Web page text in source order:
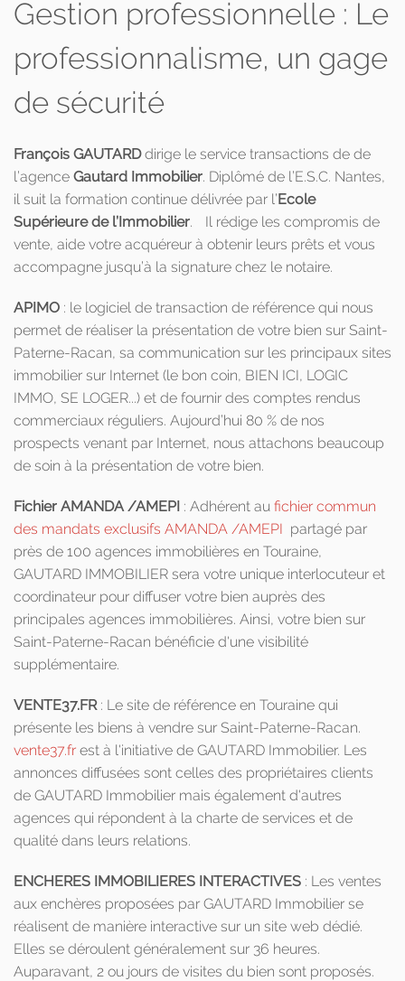
Gestion professionnelle : Le
professionnalisme, un gage
de sécurité
François GAUTARDdirige le service transactions de de
l’agence Gautard Immobilier. Diplômé de l’E.S.C. Nantes,
il suit la formation continue délivrée par l’Ecole
Supérieure de l’Immobilier. Il rédige les compromis de
vente, aide votre acquéreur à obtenir leurs prêts et vous
accompagne jusqu’à la signature chez le notaire.
APIMO : le logiciel de transaction de référence qui nous
permet de réaliser la présentation de votre bien sur Saint-
Paterne-Racan, sa communication sur les principaux sites
immobilier sur Internet (le bon coin, BIEN ICI, LOGIC
IMMO, SE LOGER...) et de fournir des comptes rendus
commerciaux réguliers. Aujourd’hui 80 % de nos
prospects venant par Internet, nous attachons beaucoup
de soin à la présentation de votre bien.
Fichier AMANDA /AMEPI : Adhérent au fichier commun
des mandats exclusifs AMANDA /AMEPI partagé par
près de 100 agences immobilières en Touraine,
GAUTARD IMMOBILIER sera votre unique interlocuteur et
coordinateur pour diffuser votre bien auprès des
principales agences immobilières. Ainsi, votre bien sur
Saint-Paterne-Racan bénéficie d'une visibilité
supplémentaire.
VENTE37.FR: Le site de référence en Touraine qui
présente les biens à vendre sur Saint-Paterne-Racan.
vente37.fr est à l'initiative de GAUTARD Immobilier. Les
annonces diffusées sont celles des propriétaires clients
de GAUTARD Immobilier mais également d'autres
agences qui répondent à la charte de services et de
qualité dans leurs relations.
ENCHERES IMMOBILIERES INTERACTIVES : Les ventes
aux enchères proposées par GAUTARD Immobilier se
réalisent de manière interactive sur un site web dédié.
Elles se déroulent généralement sur 36 heures.
Auparavant, 2 ou jours de visites du bien sont proposés.